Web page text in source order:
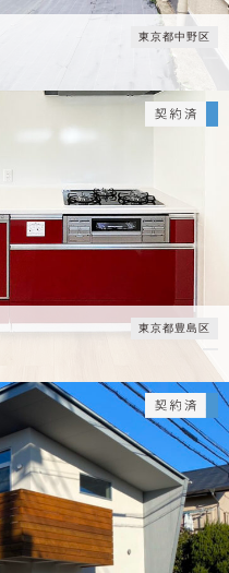
東京都中野区
東京都豊島区